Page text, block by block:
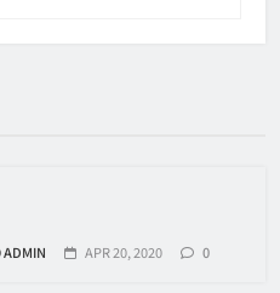
ADMIN APR 20, 2020 0